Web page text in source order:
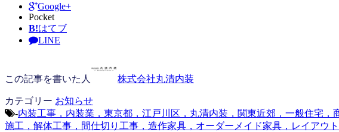
Google+
Pocket
B!はてブ
LINE
この記事を書いた人 株式会社丸清内装
カテゴリー お知らせ
-内装工事，内装業，東京都，江戸川区，丸清内装，関東近郊，一般住宅
施工，解体工事，間仕切り工事，造作家具，オーダーメイド家具，レイアウ